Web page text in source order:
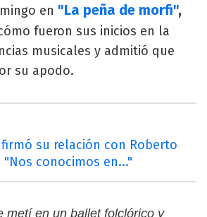
en "La peña de morfi",
fueron sus inicios en la
musicales y admitió que
su apodo.
su relación con Roberto
"Nos conocimos en..."
metí en un ballet folclórico y